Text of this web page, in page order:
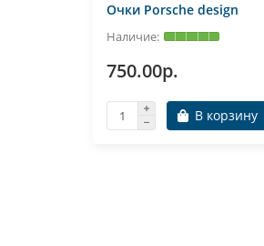
Очки Porsche design
750.00р.
В корзину